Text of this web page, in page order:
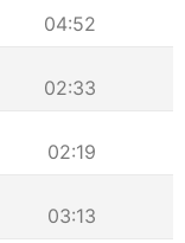
04:52
02:33
02:19
03:13